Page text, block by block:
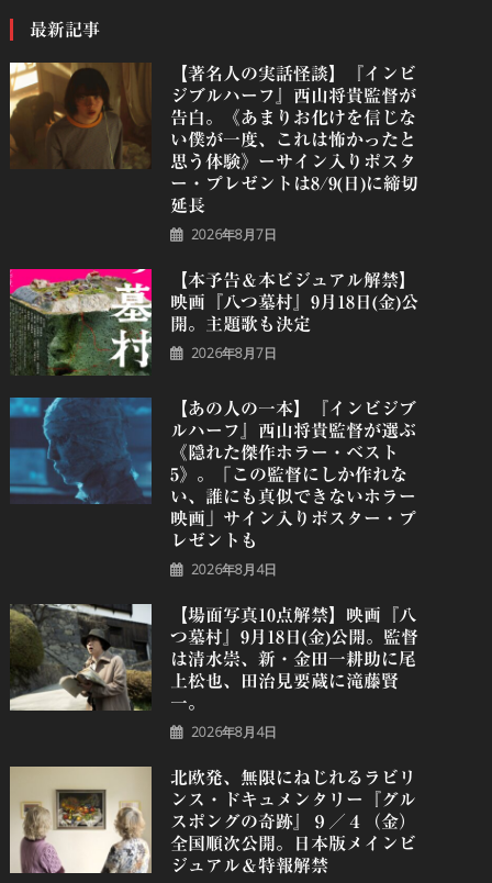
最新記事
【著名人の実話怪談】『インビ
ジブルハーフ』⻄⼭将貴監督が
告白。《あまりお化けを信じな
い僕が一度、これは怖かったと
思う体験》ーサイン入りポスタ
ー・プレゼントは8/9(日)に締切
延長
2026年8月7日
【本予告＆本ビジュアル解禁】
映画『八つ墓村』9月18日(金)公
開。主題歌も決定
2026年8月7日
【あの人の一本】『インビジブ
ルハーフ』⻄⼭将貴監督が選ぶ
《隠れた傑作ホラー・ベスト
5》。「この監督にしか作れな
い、誰にも真似できないホラー
映画」サイン入りポスター・プ
レゼントも
2026年8月4日
【場面写真10点解禁】映画『八
つ墓村』9月18日(金)公開。監督
は清水崇、新・金田一耕助に尾
上松也、田治見要蔵に滝藤賢
一。
2026年8月4日
北欧発、無限にねじれるラビリ
ンス・ドキュメンタリー『グル
スポングの奇跡』９／４（金）
全国順次公開。日本版メインビ
ジュアル＆特報解禁